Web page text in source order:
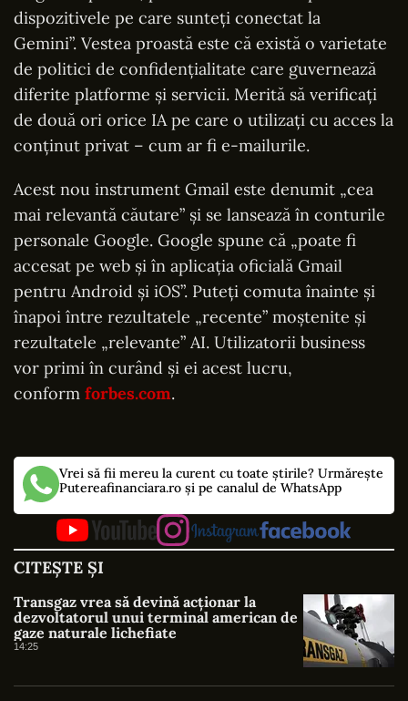
dispozitivele pe care sunteți conectat la
Gemini”. Vestea proastă este că există o varietate
de politici de confidențialitate care guvernează
diferite platforme și servicii. Merită să verificați
de două ori orice IA pe care o utilizați cu acces la
conținut privat – cum ar fi e-mailurile.
Acest nou instrument Gmail este denumit „cea
mai relevantă căutare” și se lansează în conturile
personale Google. Google spune că „poate fi
accesat pe web și în aplicația oficială Gmail
pentru Android și iOS”. Puteți comuta înainte și
înapoi între rezultatele „recente” moștenite și
rezultatele „relevante” AI. Utilizatorii business
vor primi în curând și ei acest lucru,
conform forbes.com.
Vrei să fii mereu la curent cu toate știrile? Urmărește
Putereafinanciara.ro și pe canalul de WhatsApp
CITEȘTE ȘI
Transgaz vrea să devină acționar la
dezvoltatorul unui terminal american de
gaze naturale lichefiate
14:25